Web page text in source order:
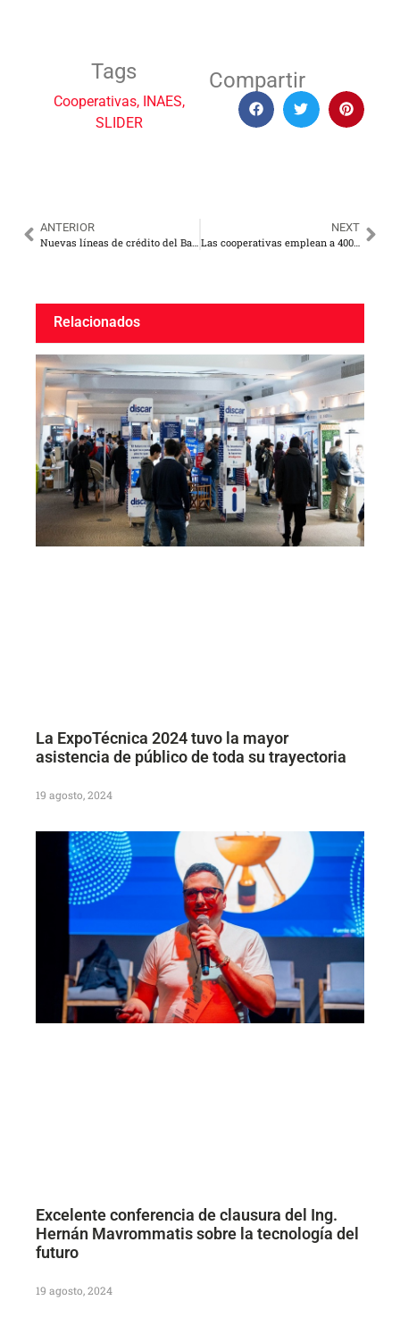
Tags
Cooperativas, INAES,
SLIDER
Compartir
ANTERIOR
Nuevas líneas de crédito del Banco de la Nación Argentina
NEXT
Las cooperativas emplean a 400.000 trabajadores con diversidad en producción y servicios
Relacionados
La ExpoTécnica 2024 tuvo la mayor
asistencia de público de toda su trayectoria
19 agosto, 2024
Excelente conferencia de clausura del Ing.
Hernán Mavrommatis sobre la tecnología del
futuro
19 agosto, 2024